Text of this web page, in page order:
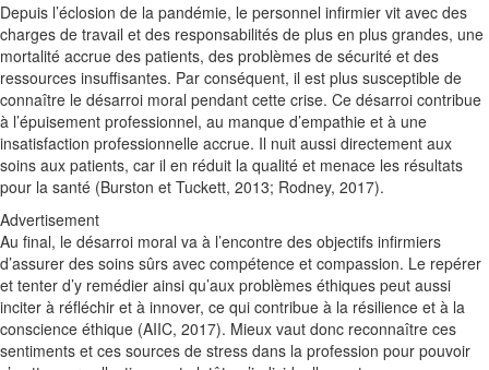
Depuis l’éclosion de la pandémie, le personnel infirmier vit avec des
charges de travail et des responsabilités de plus en plus grandes, une
mortalité accrue des patients, des problèmes de sécurité et des
ressources insuffisantes. Par conséquent, il est plus susceptible de
connaître le désarroi moral pendant cette crise. Ce désarroi contribue
à l’épuisement professionnel, au manque d’empathie et à une
insatisfaction professionnelle accrue. Il nuit aussi directement aux
soins aux patients, car il en réduit la qualité et menace les résultats
pour la santé (Burston et Tuckett, 2013; Rodney, 2017).
Advertisement
Au final, le désarroi moral va à l’encontre des objectifs infirmiers
d’assurer des soins sûrs avec compétence et compassion. Le repérer
et tenter d’y remédier ainsi qu’aux problèmes éthiques peut aussi
inciter à réfléchir et à innover, ce qui contribue à la résilience et à la
conscience éthique (AIIC, 2017). Mieux vaut donc reconnaître ces
sentiments et ces sources de stress dans la profession pour pouvoir